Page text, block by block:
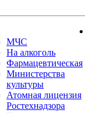
МЧС
На алкоголь
Фармацевтическая
Министерства
культуры
Атомная лицензия
Ростехнадзора